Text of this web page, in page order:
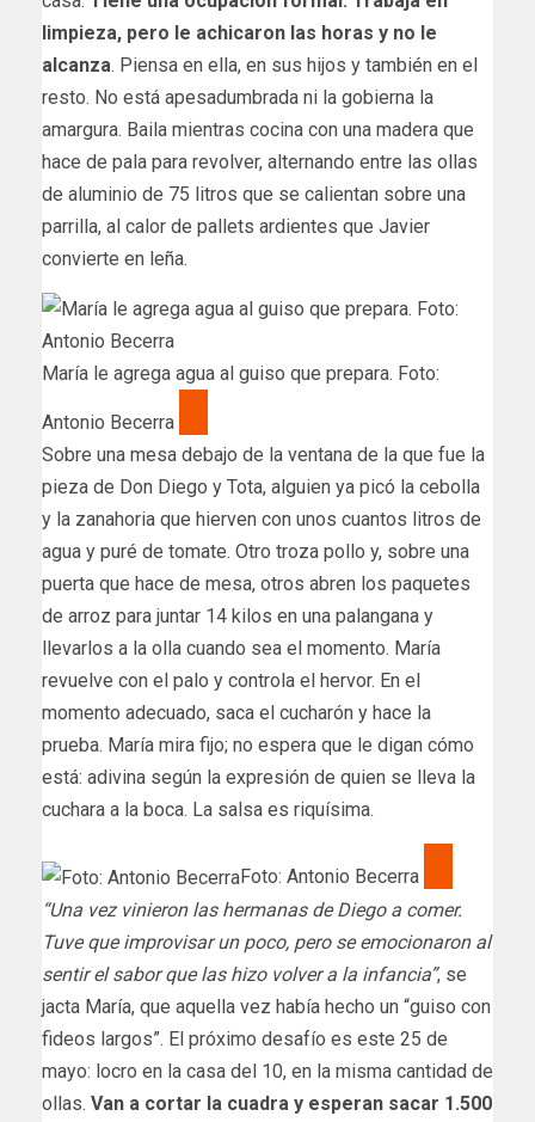
limpieza, pero le achicaron las horas y no le
alcanza. Piensa en ella, en sus hijos y también en el
resto. No está apesadumbrada ni la gobierna la
amargura. Baila mientras cocina con una madera que
hace de pala para revolver, alternando entre las ollas
de aluminio de 75 litros que se calientan sobre una
parrilla, al calor de pallets ardientes que Javier
convierte en leña.
María le agrega agua al guiso que prepara. Foto:
Antonio Becerra
Sobre una mesa debajo de la ventana de la que fue la
pieza de Don Diego y Tota, alguien ya picó la cebolla
y la zanahoria que hierven con unos cuantos litros de
agua y puré de tomate. Otro troza pollo y, sobre una
puerta que hace de mesa, otros abren los paquetes
de arroz para juntar 14 kilos en una palangana y
llevarlos a la olla cuando sea el momento. María
revuelve con el palo y controla el hervor. En el
momento adecuado, saca el cucharón y hace la
prueba. María mira fijo; no espera que le digan cómo
está: adivina según la expresión de quien se lleva la
cuchara a la boca. La salsa es riquísima.
Foto: Antonio Becerra
“Una vez vinieron las hermanas de Diego a comer.
Tuve que improvisar un poco, pero se emocionaron al
sentir el sabor que las hizo volver a la infancia”, se
jacta María, que aquella vez había hecho un “guiso con
fideos largos”. El próximo desafío es este 25 de
mayo: locro en la casa del 10, en la misma cantidad de
ollas. Van a cortar la cuadra y esperan sacar 1.500